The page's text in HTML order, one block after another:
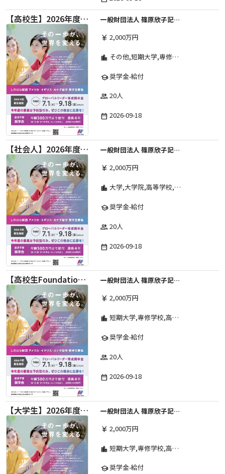
【高校生】2026年度 しのはら財団 アメリカ・イギリス・カナダ英語留学奨学金
一般財団法人 篠原欣子記念財団 (海外留学奨学金グループ)
currency_yen 2,000万円
location_city その他,短期大学,専修学校,高等専門学校,高等学校,大学院,大学
school奨学金-給付
group 20人
date_range 2026-09-18
【社会人】2026年度 しのはら財団 アメリカ・イギリス・カナダ英語留学奨学金
一般財団法人 篠原欣子記念財団 (海外留学奨学金グループ)
currency_yen 2,000万円
location_city 大学,大学院,高等学校,その他,高等専門学校,専修学校,短期大学
school奨学金-給付
group 20人
date_range 2026-09-18
【高校生Foundation Course 】2026年度 しのはら財団 アメリカ・イギリス・カナダ英語留学奨学金
一般財団法人 篠原欣子記念財団 (海外留学奨学金グループ)
currency_yen 2,000万円
location_city 短期大学,専修学校,高等専門学校,その他,高等学校,大学院,大学
school奨学金-給付
group 20人
date_range 2026-09-18
【大学生】2026年度 しのはら財団 アメリカ・イギリス・カナダ英語留学奨学金
一般財団法人 篠原欣子記念財団 (海外留学奨学金グループ)
currency_yen 2,000万円
location_city 短期大学,専修学校,高等専門学校,その他,高等学校,大学院,大学
school奨学金-給付